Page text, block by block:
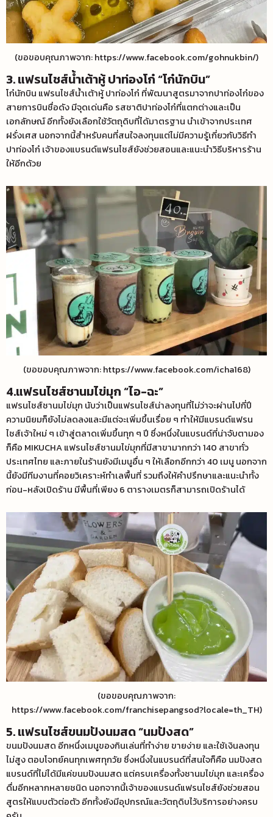
(ขอขอบคุณภาพจาก: https://www.facebook.com/gohnukbin/)
3. แฟรนไชส์น้ำเต้าหู้ ปาท่องโก๋ “โก๋นักบิน”
โก๋นักบิน แฟรนไชส์น้ำเต้าหู้ ปาท่องโก๋ ที่พัฒนาสูตรมาจากปาท่องโก๋ของ
สายการบินชื่อดัง มีจุดเด่นคือ รสชาติปาท่องโก๋ที่แตกต่างและเป็น
เอกลักษณ์ อีกทั้งยังเลือกใช้วัตถุดิบที่ได้มาตรฐาน นำเข้าจากประเทศ
ฝรั่งเศส นอกจากนี้สำหรับคนที่สนใจลงทุนแต่ไม่มีความรู้เกี่ยวกับวิธีทำ
ปาท่องโก๋ เจ้าของแบรนด์แฟรนไชส์ยังช่วยสอนและแนะนำวิธีบริหารร้าน
ให้อีกด้วย
(ขอขอบคุณภาพจาก: https://www.facebook.com/icha168)
4.แฟรนไชส์ชานมไข่มุก “ไอ-ฉะ”
แฟรนไชส์ชานมไข่มุก นับว่าเป็นแฟรนไชส์น่าลงทุนที่ไม่ว่าจะผ่านไปกี่ปี
ความนิยมก็ยังไม่ลดลงและมีแต่จะเพิ่มขึ้นเรื่อย ๆ ทำให้มีแบรนด์แฟรน
ไชส์เจ้าใหม่ ๆ เข้าสู่ตลาดเพิ่มขึ้นทุก ๆ ปี ซึ่งหนึ่งในแบรนด์ที่น่าจับตามอง
ก็คือ MIKUCHA แฟรนไชส์ชานมไข่มุกที่มีสาขามากกว่า 140 สาขาทั่ว
ประเทศไทย และภายในร้านยังมีเมนูอื่น ๆ ให้เลือกอีกกว่า 40 เมนู นอกจาก
นี้ยังมีทีมงานที่คอยวิเคราะห์ทำเลพื้นที่ รวมถึงให้คำปรึกษาและแนะนำทั้ง
ก่อน-หลังเปิดร้าน มีพื้นที่เพียง 6 ตารางเมตรก็สามารถเปิดร้านได้
(ขอขอบคุณภาพจาก:
https://www.facebook.com/franchisepangsod?locale=th_TH)
5. แฟรนไชส์ขนมปังนมสด “นมปังสด”
ขนมปังนมสด อีกหนึ่งเมนูของกินเล่นที่ทำง่าย ขายง่าย และใช้เงินลงทุน
ไม่สูง ตอบโจทย์คนทุกเพศทุกวัย ซึ่งหนึ่งในแบรนด์ที่สนใจก็คือ นมปังสด
แบรนด์ที่ไม่ได้มีแค่ขนมปังนมสด แต่ครบเครื่องทั้งชานมไข่มุก และเครื่อง
ดื่มอีกหลากหลายชนิด นอกจากนี้เจ้าของแบรนด์แฟรนไชส์ยังช่วยสอน
สูตรให้แบบตัวต่อตัว อีกทั้งยังมีอุปกรณ์และวัตถุดิบไว้บริการอย่างครบ